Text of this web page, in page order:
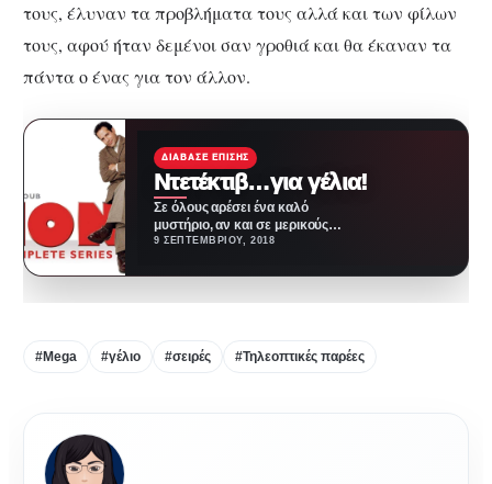
τους, έλυναν τα προβλήματα τους αλλά και των φίλων
τους, αφού ήταν δεμένοι σαν γροθιά και θα έκαναν τα
πάντα ο ένας για τον άλλον.
ΔΙΆΒΑΣΕ ΕΠΊΣΗΣ
Ντετέκτιβ…για γέλια!
Σε όλους αρέσει ένα καλό
μυστήριο, αν και σε μερικούς
αρέσει κάπως περισσότερο.
9 ΣΕΠΤΕΜΒΡΊΟΥ, 2018
#Mega #γέλιο #σειρές #Τηλεοπτικές παρέες